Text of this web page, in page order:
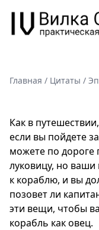
Главная / Цитаты /
Как в
если вы пойдете
можете по дороге
луковицу, но
к кораблю, и вы
позовет ли
эти вещи, чтобы
корабль как овец.